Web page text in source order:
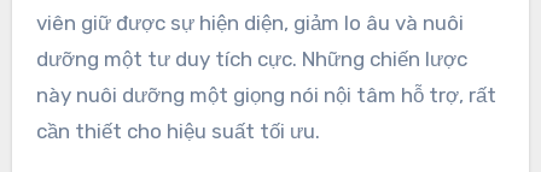
viên giữ được sự hiện diện, giảm lo âu và nuôi
dưỡng một tư duy tích cực. Những chiến lược
này nuôi dưỡng một giọng nói nội tâm hỗ trợ, rất
cần thiết cho hiệu suất tối ưu.